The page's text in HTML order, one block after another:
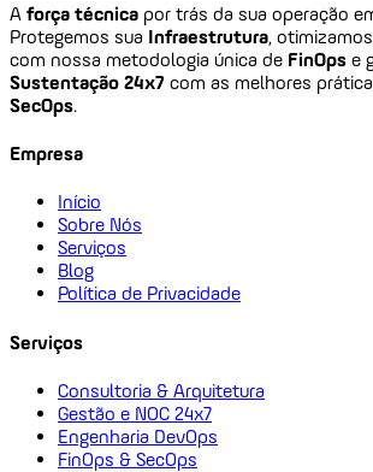
A força técnica por trás da sua operação
Protegemos sua Infraestrutura,
com nossa metodologia única de FinOps e
Sustentação 24x7 com as melhores
SecOps.
Empresa
Início
Sobre Nós
Serviços
Blog
Política de Privacidade
Serviços
Consultoria & Arquitetura
Gestão e NOC 24x7
Engenharia DevOps
FinOps & SecOps